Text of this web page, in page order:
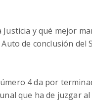
y qué mejor
de conclusión del
4 da por
que ha de juzgar